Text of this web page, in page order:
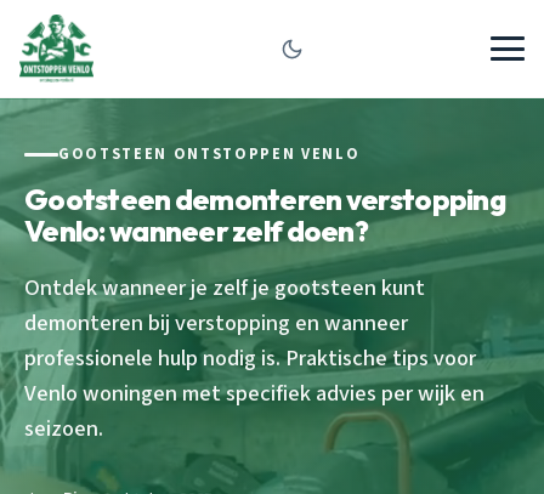
GOOTSTEEN ONTSTOPPEN VENLO
Gootsteen demonteren verstopping
Venlo: wanneer zelf doen?
Ontdek wanneer je zelf je gootsteen kunt
demonteren bij verstopping en wanneer
professionele hulp nodig is. Praktische tips voor
Venlo woningen met specifiek advies per wijk en
seizoen.